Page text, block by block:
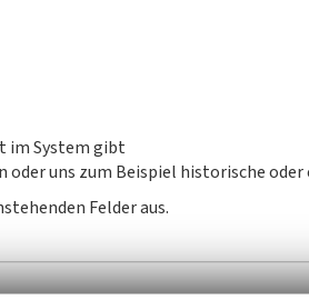
im System gibt
uns zum Beispiel historische oder
Felder aus.